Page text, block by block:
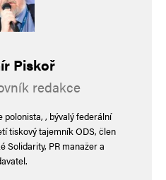
Piskoř
redakce
polonista, , bývalý federální
tiskový tajemník ODS, člen
Solidarity, PR manažer a